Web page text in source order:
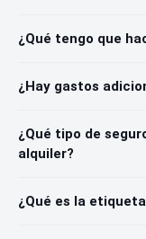
¿Qué tengo que
¿Hay gastos
¿Qué tipo de
alquiler?
¿Qué es la